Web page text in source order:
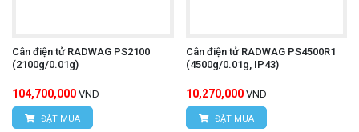
Cân điện tử RADWAG PS2100
(2100g/0.01g)
104,700,000 VND
ĐẶT MUA
Cân điện tử RADWAG PS4500R1
(4500g/0.01g, IP43)
10,270,000 VND
ĐẶT MUA